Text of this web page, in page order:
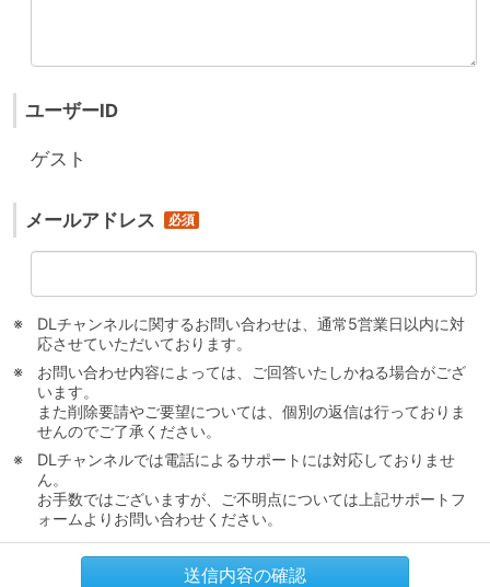
ユーザーID
ゲスト
メールアドレス
DLチャンネルに関するお問い合わせは、通常5営業日以内に対
応させていただいております。
お問い合わせ内容によっては、ご回答いたしかねる場合がござ
います。
また削除要請やご要望については、個別の返信は行っておりま
せんのでご了承ください。
DLチャンネルでは電話によるサポートには対応しておりませ
ん。
お手数ではございますが、ご不明点については上記サポートフ
ォームよりお問い合わせください。
送信内容の確認